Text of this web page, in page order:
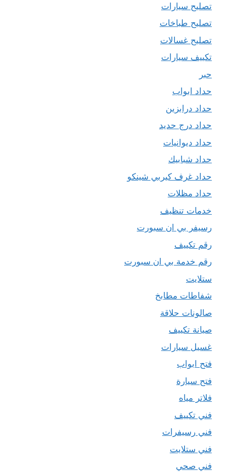
تصليح سيارات
تصليح طباخات
تصليح غسالات
تكييف سيارات
حبر
حداد ابواب
حداد درابزين
حداد درج حديد
حداد ديوانيات
حداد شبابيك
حداد غرف كيربي شينكو
حداد مظلات
خدمات تنظيف
رسيفر بي ان سبورت
رقم تكييف
رقم خدمة بي ان سبورت
ستلايت
شفاطات مطابخ
صالونات حلاقة
صيانة تكييف
غسيل سيارات
فتح ابواب
فتح سيارة
فلاتر مياه
فني تكييف
فني رسيفرات
فني ستلايت
فني صحي